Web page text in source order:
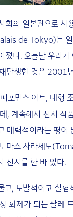
의 일본관으로 사
de Tokyo)는
졌다. 오늘날 우리가
탄생한 것은 2001
포먼스 아트, 대형
, 계속해서 전시 작
매력적이라는 평이
스 사라세노
전시를 한 바 있다.
고, 도발적이고 실험
화제가 되는 팔레